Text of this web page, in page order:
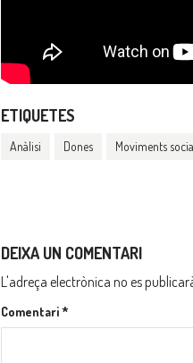
ETIQUETES
Anàlisi Dones Moviments
DEIXA UN COMENTARI
L'adreça electrònica no es
Comentari*